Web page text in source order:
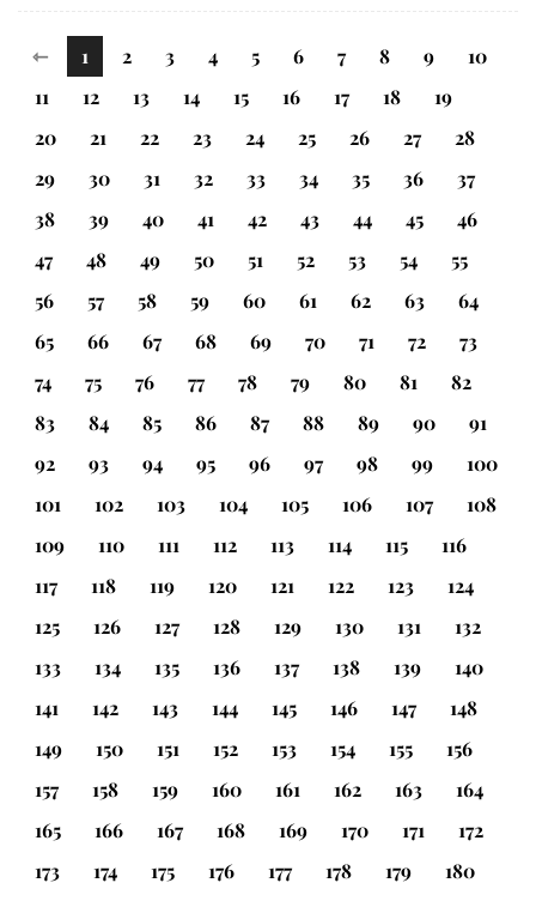
⇽ 1 2 3 4 5 6 7 8 9
10
11
12 13 14 15 16 17 18
19
20
21 22 23 24 25 26 27
28
29
30 31 32 33 34 35 36
37
38
39 40 41 42 43 44 45
46
47
48 49 50 51 52 53 54
55
56
57 58 59 60 61 62 63
64
65
66 67 68 69 70 71 72
73
74
75 76 77 78 79 80 81
82
83
84 85 86 87 88 89 90
91
92
93 94 95 96 97 98 99
100
101
102 103 104 105 106 107
108
109
110 111 112 113 114 115
116
117
118 119 120 121 122 123
124
125
126 127 128 129 130 131
132
133
134 135 136 137 138 139
140
141
142 143 144 145 146 147
148
149
150 151 152 153 154 155
156
157
158 159 160 161 162 163
164
165
166 167 168 169 170 171
172
173
174 175 176 177 178 179
180